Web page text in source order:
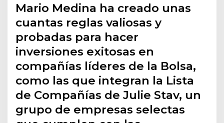
Mario Medina ha creado unas
cuantas reglas valiosas y
probadas para hacer
inversiones exitosas en
compañías líderes de la Bolsa,
como las que integran la Lista
de Compañías de Julie Stav, un
grupo de empresas selectas